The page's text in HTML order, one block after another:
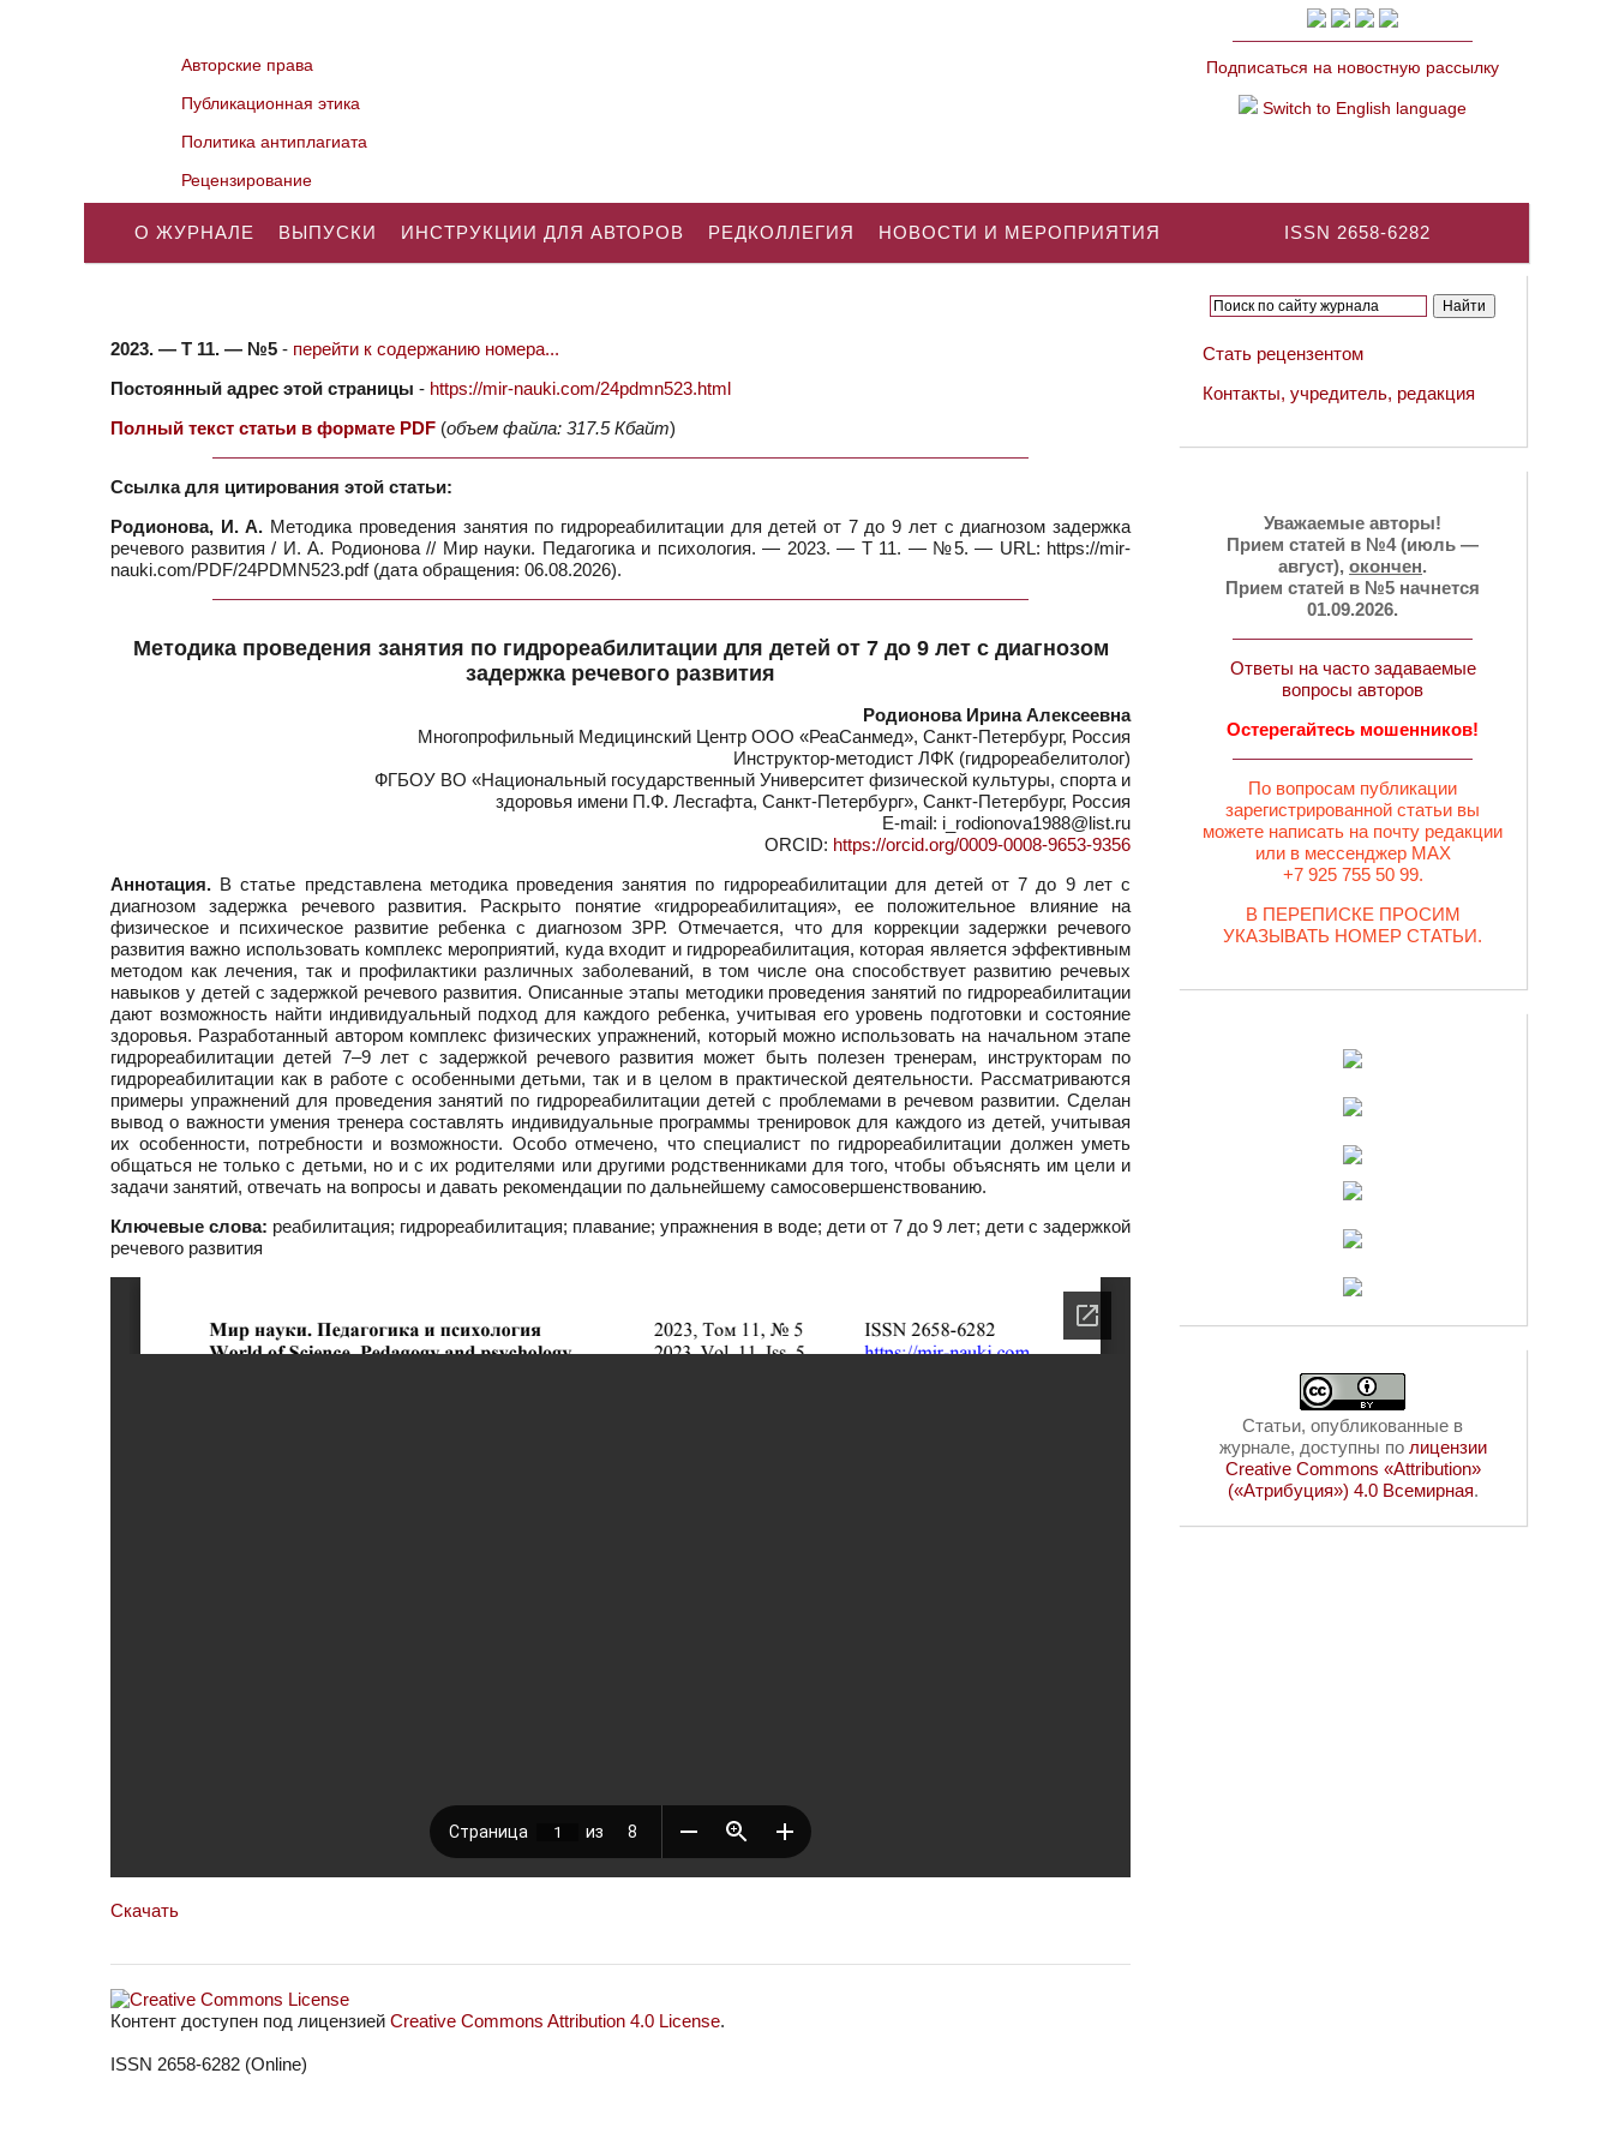
Авторские права
Публикационная этика
Политика антиплагиата
Рецензирование
Подписаться на новостную рассылку
Switch to English language
ISSN 2658-6282
О ЖУРНАЛЕ ВЫПУСКИ ИНСТРУКЦИИ ДЛЯ АВТОРОВ РЕДКОЛЛЕГИЯ НОВОСТИ И МЕРОПРИЯТИЯ
2023. — Т 11. — №5 - перейти к содержанию номера...
Постоянный адрес этой страницы - https://mir-nauki.com/24pdmn523.html
Полный текст статьи в формате PDF (объем файла: 317.5 Кбайт)
Ссылка для цитирования этой статьи:
Родионова, И. А. Методика проведения занятия по гидрореабилитации для детей от 7 до 9 лет с диагнозом задержка
речевого развития / И. А. Родионова // Мир науки. Педагогика и психология. — 2023. — Т 11. — №5. — URL: https://mir-
nauki.com/PDF/24PDMN523.pdf (дата обращения: 06.08.2026).
Методика проведения занятия по гидрореабилитации для детей от 7 до 9 лет с диагнозом
задержка речевого развития
Родионова Ирина Алексеевна
Многопрофильный Медицинский Центр ООО «РеаСанмед», Санкт-Петербург, Россия
Инструктор-методист ЛФК (гидрореабелитолог)
ФГБОУ ВО «Национальный государственный Университет физической культуры, спорта и
здоровья имени П.Ф. Лесгафта, Санкт-Петербург», Санкт-Петербург, Россия
E-mail: i_rodionova1988@list.ru
ORCID: https://orcid.org/0009-0008-9653-9356
Аннотация. В статье представлена методика проведения занятия по гидрореабилитации для детей от 7 до 9 лет с
диагнозом задержка речевого развития. Раскрыто понятие «гидрореабилитация», ее положительное влияние на
физическое и психическое развитие ребенка с диагнозом ЗРР. Отмечается, что для коррекции задержки речевого
развития важно использовать комплекс мероприятий, куда входит и гидрореабилитация, которая является эффективным
методом как лечения, так и профилактики различных заболеваний, в том числе она способствует развитию речевых
навыков у детей с задержкой речевого развития. Описанные этапы методики проведения занятий по гидрореабилитации
дают возможность найти индивидуальный подход для каждого ребенка, учитывая его уровень подготовки и состояние
здоровья. Разработанный автором комплекс физических упражнений, который можно использовать на начальном этапе
гидрореабилитации детей 7–9 лет с задержкой речевого развития может быть полезен тренерам, инструкторам по
гидрореабилитации как в работе с особенными детьми, так и в целом в практической деятельности. Рассматриваются
примеры упражнений для проведения занятий по гидрореабилитации детей с проблемами в речевом развитии. Сделан
вывод о важности умения тренера составлять индивидуальные программы тренировок для каждого из детей, учитывая
их особенности, потребности и возможности. Особо отмечено, что специалист по гидрореабилитации должен уметь
общаться не только с детьми, но и с их родителями или другими родственниками для того, чтобы объяснять им цели и
задачи занятий, отвечать на вопросы и давать рекомендации по дальнейшему самосовершенствованию.
Ключевые слова: реабилитация; гидрореабилитация; плавание; упражнения в воде; дети от 7 до 9 лет; дети с задержкой
речевого развития
Скачать
Контент доступен под лицензией Creative Commons Attribution 4.0 License.
ISSN 2658-6282 (Online)
Стать рецензентом
Контакты, учредитель, редакция
Уважаемые авторы!
Прием статей в №4 (июль —
август), окончен.
Прием статей в №5 начнется
01.09.2026.
Ответы на часто задаваемые
вопросы авторов
Остерегайтесь мошенников!
По вопросам публикации
зарегистрированной статьи вы
можете написать на почту редакции
или в мессенджер MAX
+7 925 755 50 99.
В ПЕРЕПИСКЕ ПРОСИМ
УКАЗЫВАТЬ НОМЕР СТАТЬИ.
Статьи, опубликованные в
журнале, доступны по лицензии
Creative Commons «Attribution»
(«Атрибуция») 4.0 Всемирная.